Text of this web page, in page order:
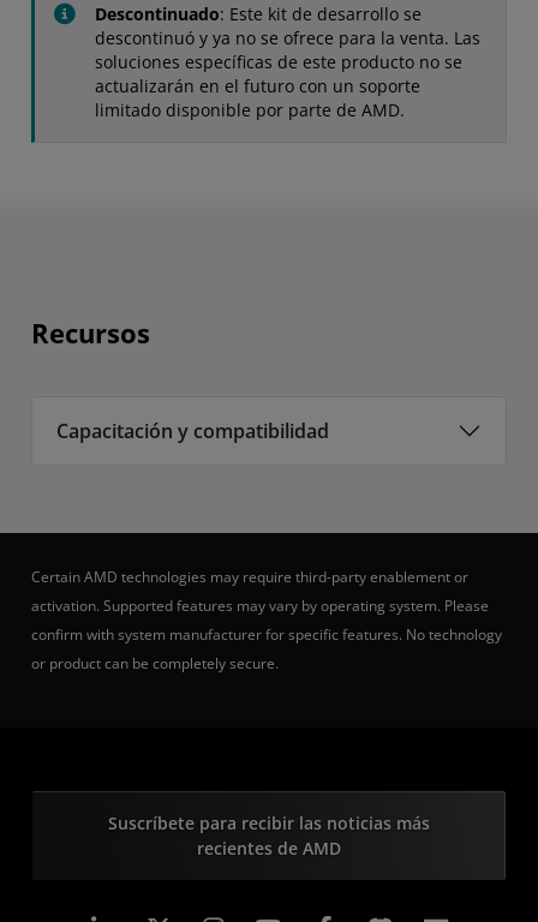
Descontinuado: Este kit de desarrollo se
descontinuó y ya no se ofrece para la venta. Las
soluciones específicas de este producto no se
actualizarán en el futuro con un soporte
limitado disponible por parte de AMD.
Recursos
Capacitación y compatibilidad
Certain AMD technologies may require third-party enablement or
activation. Supported features may vary by operating system. Please
confirm with system manufacturer for specific features. No technology
or product can be completely secure.
Suscríbete para recibir las noticias más
recientes de AMD